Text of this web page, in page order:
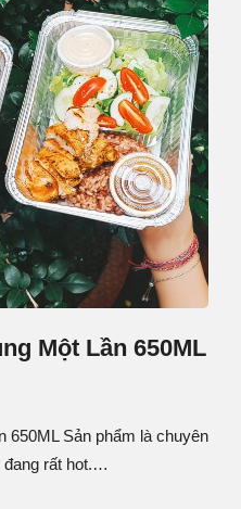
Một Lần 650ML
Sản phẩm là chuyên
đang rất hot.…